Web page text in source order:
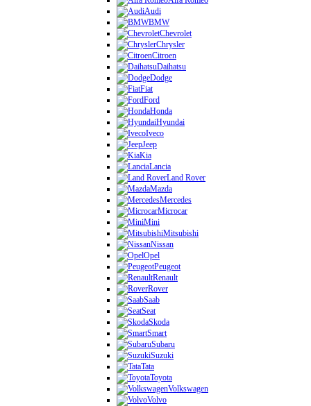
Audi
BMW
Chevrolet
Chrysler
Citroen
Daihatsu
Dodge
Fiat
Ford
Honda
Hyundai
Iveco
Jeep
Kia
Lancia
Land Rover
Mazda
Mercedes
Microcar
Mini
Mitsubishi
Nissan
Opel
Peugeot
Renault
Rover
Saab
Seat
Skoda
Smart
Subaru
Suzuki
Tata
Toyota
Volkswagen
Volvo